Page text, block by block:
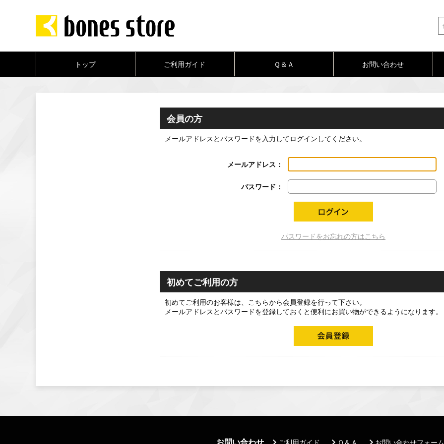
トップ ご利用ガイド Ｑ＆Ａ お問い合わせ
会員の方
メールアドレスとパスワードを入力してログインしてください。
メールアドレス：
パスワード：
パスワードをお忘れの方はこちら
初めてご利用の方
初めてご利用のお客様は、こちらから会員登録を行って下さい。
メールアドレスとパスワードを登録しておくと便利にお買い物ができるようになります。
お問い合わせ ご利用ガイド Ｑ＆Ａ お問い合わせフォーム